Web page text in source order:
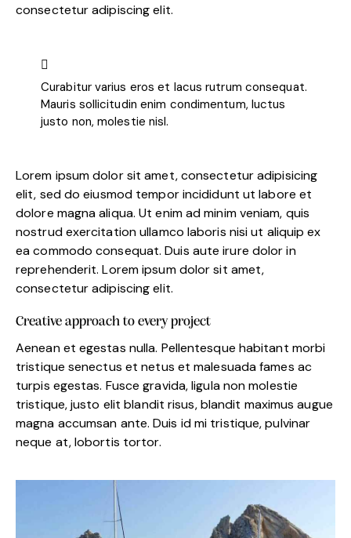
consectetur adipiscing elit.
Curabitur varius eros et lacus rutrum consequat.
Mauris sollicitudin enim condimentum, luctus
justo non, molestie nisl.
Lorem ipsum dolor sit amet, consectetur adipisicing
elit, sed do eiusmod tempor incididunt ut labore et
dolore magna aliqua. Ut enim ad minim veniam, quis
nostrud exercitation ullamco laboris nisi ut aliquip ex
ea commodo consequat. Duis aute irure dolor in
reprehenderit. Lorem ipsum dolor sit amet,
consectetur adipiscing elit.
Creative approach to every project
Aenean et egestas nulla. Pellentesque habitant morbi
tristique senectus et netus et malesuada fames ac
turpis egestas. Fusce gravida, ligula non molestie
tristique, justo elit blandit risus, blandit maximus augue
magna accumsan ante. Duis id mi tristique, pulvinar
neque at, lobortis tortor.